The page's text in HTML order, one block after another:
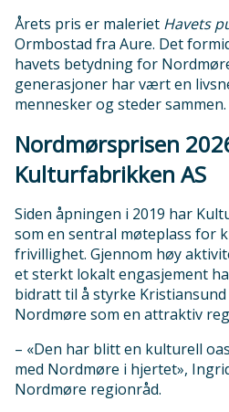
Årets pris er maleriet Havets
Ormbostad fra Aure. Det
havets betydning for
generasjoner har vært en
mennesker og steder sammen.
Nordmørsprisen
Kulturfabrikken AS
Siden åpningen i 2019 har
som en sentral møteplass for
frivillighet. Gjennom høy
et sterkt lokalt engasjement
bidratt til å styrke
Nordmøre som en attraktiv
– «Den har blitt en kulturell
med Nordmøre i hjertet»,
Nordmøre regionråd.